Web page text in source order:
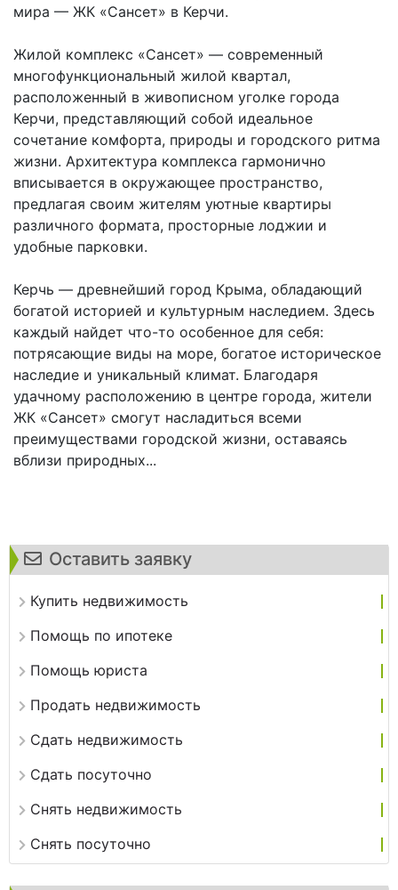
Оставить заявку
Купить недвижимость
Помощь по ипотеке
Помощь юриста
Продать недвижимость
Сдать недвижимость
Сдать посуточно
Снять недвижимость
Снять посуточно
мира — ЖК «Сансет» в Керчи.
Жилой комплекс «Сансет» — современный
многофункциональный жилой квартал,
расположенный в живописном уголке города
Керчи, представляющий собой идеальное
сочетание комфорта, природы и городского ритма
жизни. Архитектура комплекса гармонично
вписывается в окружающее пространство,
предлагая своим жителям уютные квартиры
различного формата, просторные лоджии и
удобные парковки.
Керчь — древнейший город Крыма, обладающий
богатой историей и культурным наследием. Здесь
каждый найдет что-то особенное для себя:
потрясающие виды на море, богатое историческое
наследие и уникальный климат. Благодаря
удачному расположению в центре города, жители
ЖК «Сансет» смогут насладиться всеми
преимуществами городской жизни, оставаясь
вблизи природных...